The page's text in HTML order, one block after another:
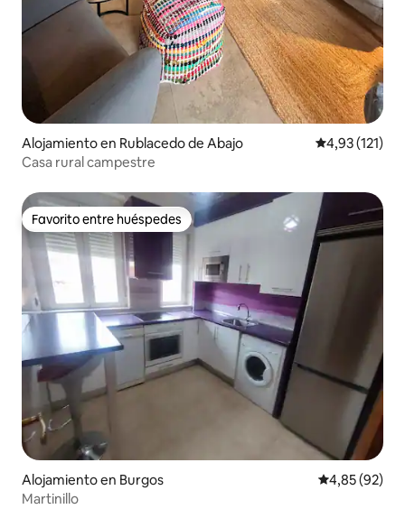
Alojamiento en Rublacedo de Abajo Calificación
4,93 (121)
Casa rural campestre
Favorito entre huéspedes
Favorito entre huéspedes
Alojamiento en Burgos Calificación
4,85 (92)
Martinillo